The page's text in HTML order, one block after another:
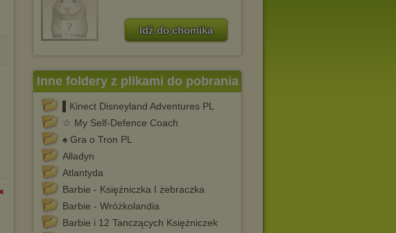
Idź do chomika
Inne foldery z plikami do pobrania
▌Kinect Disneyland Adventures PL
☆ My Self-Defence Coach
♠ Gra o Tron PL
Alladyn
Atlantyda
Barbie - Księżniczka I żebraczka
Barbie - Wróżkolandia
Barbie i 12 Tanczących Księżniczek